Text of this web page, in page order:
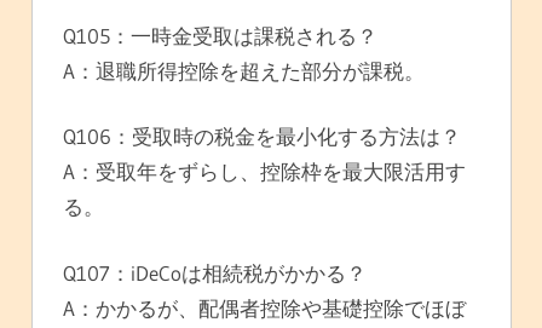
Q105：一時金受取は課税される？
A：退職所得控除を超えた部分が課税。
Q106：受取時の税金を最小化する方法は？
A：受取年をずらし、控除枠を最大限活用す
る。
Q107：iDeCoは相続税がかかる？
A：かかるが、配偶者控除や基礎控除でほぼ